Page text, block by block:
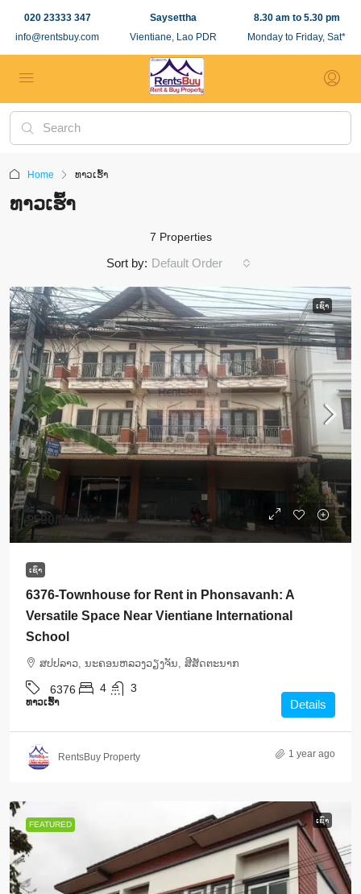
020 23333 347
info@rentsbuy.com
Saysettha
Vientiane, Lao PDR
8.30 am to 5.30 pm
Monday to Friday, Sat*
Home ທາວ​ເຮົ້າ
ທາວ​ເຮົ້າ
7 Properties
Sort by: Default Order
ເຊົ່າ
$500 /Month
ເຊົ່າ
6376-Townhouse for Rent in Phonsavanh: A
Versatile Space Near Vientiane International
School
ສ​ປ​ປ​ລາວ, ນະຄອນຫລວງວຽງຈັນ, ສີສັດຕະນາກ
6376 4 3
ທາວ​ເຮົ້າ Details
RentsBuy Property 1 year ago
FEATURED ເຊົ່າ